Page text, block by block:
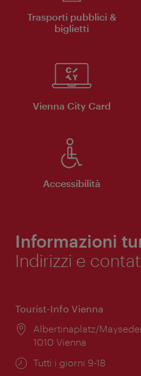
Trasporti pubblici &
biglietti
Vienna City Card
Accessibilità
Informazioni
Indirizzi e
Tourist-Info Vienna
Posizione:
Albertinaplatz/
1010 Vienna
Orari
Tutti i giorni 9-18